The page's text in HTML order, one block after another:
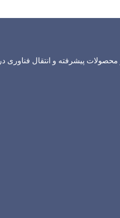
پیشرفته و انتقال فناوری در